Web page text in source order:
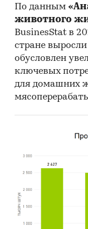
По данным
животного
BusinesStat в
стране
обусловлен
ключевых
для домашних